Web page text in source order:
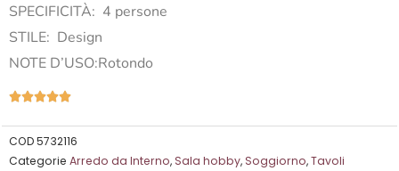
SPECIFICITÀ: 4 persone
STILE: Design
NOTE D’USO:Rotondo
Valutazione
su
5
COD5732116
Categorie Arredo da Interno,Sala hobby,Soggiorno,Tavoli